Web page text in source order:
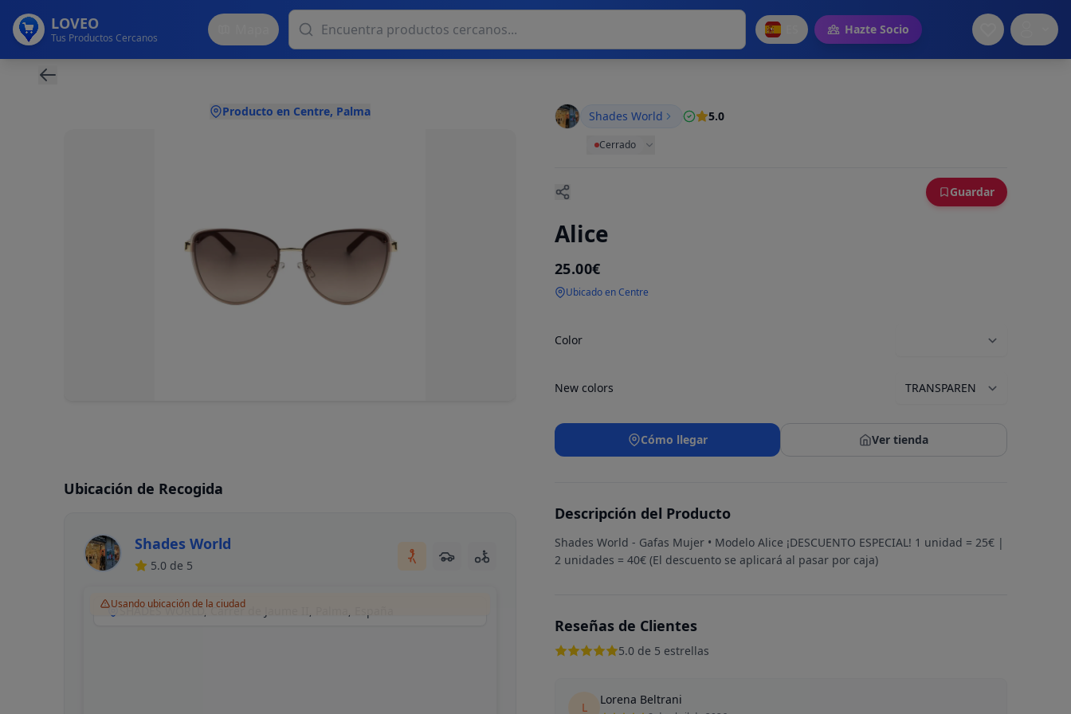
LOVEO
Tus Productos Cercanos
Hazte Socio
Producto en Centre, Palma
Ubicación de Recogida
Shades World
5.0 de 5
SHADES WORLD, Carrer de Jaume II, Palma, España
Usando ubicación de la ciudad
Shades World 5.0
Cerrado
Guardar
Alice
25.00€
Ubicado en Centre
Color
New colors
Cómo llegar Ver tienda
Descripción del Producto
Shades World - Gafas Mujer • Modelo Alice ¡DESCUENTO ESPECIAL! 1 unidad = 25€ |
2 unidades = 40€ (El descuento se aplicará al pasar por caja)
Reseñas de Clientes
5.0 de 5 estrellas
L
Lorena Beltrani